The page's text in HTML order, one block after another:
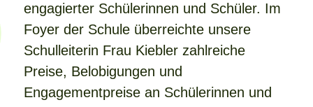
engagierter Schülerinnen und Schüler. Im
Foyer der Schule überreichte unsere
Schulleiterin Frau Kiebler zahlreiche
Preise, Belobigungen und
Engagementpreise an Schülerinnen und